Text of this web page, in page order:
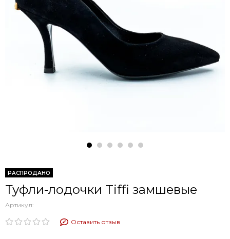
РАСПРОДАНО
Туфли-лодочки Tiffi замшевые
Артикул:
Оставить отзыв